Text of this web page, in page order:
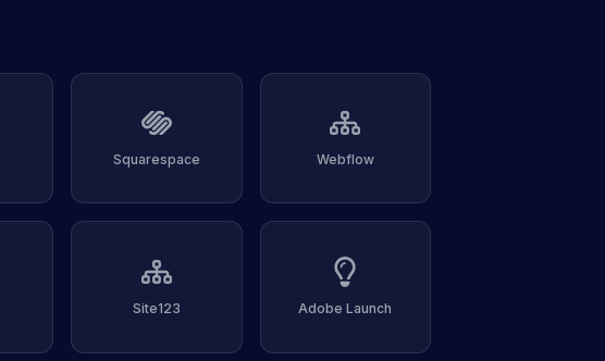
Squarespace Webflow
Site123 Adobe Launch